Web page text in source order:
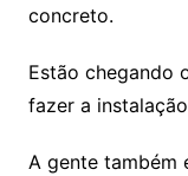
concreto.
Estão chegando
fazer a
A gente também